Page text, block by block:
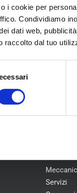
i cookie per
Condividiamo
dati web,
raccolto dal tuo
Servizi